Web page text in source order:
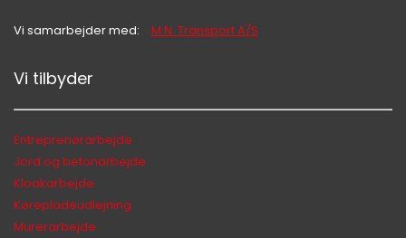
Vi samarbejder med: M.N. Transport A/S
Vi tilbyder
Entreprenørarbejde
Jord og betonarbejde
Kloakarbejde
Kørepladeudlejning
Murerarbejde
Hej 👋
Hvordan kan vi hjælpe?
Har du et spørgsmål? Start en ny samtale